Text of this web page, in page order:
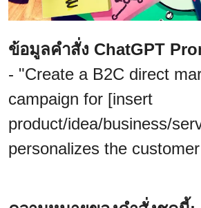
ข้อมูลคำสั่ง ChatGPT
- "Create a B2C direct
campaign for [insert
product/idea/business/
personalizes the